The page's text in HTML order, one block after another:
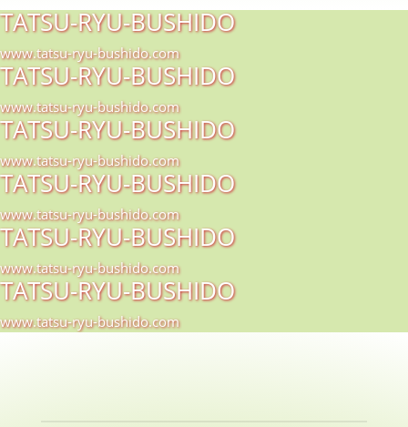
TATSU-RYU-BUSHIDO
www.tatsu-ryu-bushido.com
TATSU-RYU-BUSHIDO
www.tatsu-ryu-bushido.com
TATSU-RYU-BUSHIDO
www.tatsu-ryu-bushido.com
TATSU-RYU-BUSHIDO
www.tatsu-ryu-bushido.com
TATSU-RYU-BUSHIDO
www.tatsu-ryu-bushido.com
TATSU-RYU-BUSHIDO
www.tatsu-ryu-bushido.com